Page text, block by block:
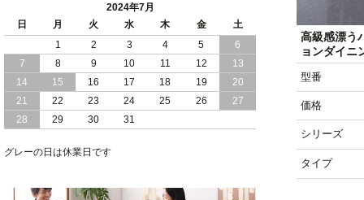
高級感漂う
ョンダイニ
型番
価格
シリーズ
タイプ
畳 仕様 で 敷き布団 が使える 引き出し
収納 付き 大容量 チェスト ベッド 日本
製 ヘッドボードなし
2024/02/23
畳 の 床面 で 敷き布団 で 寝られる 引き
出し 収納庫 付 大容量 チェスト ベッド
日本製
し 収納庫 付き チェスト ベッド 日本製
2024年7月
日
月 火 水 木 金
土
1
2 3 4 5
6
7
8 9 10 11 12
13
14
15 16 17 18 19
20
21
22 23 24 25 26
27
28
29 30 31
グレーの日は休業日です